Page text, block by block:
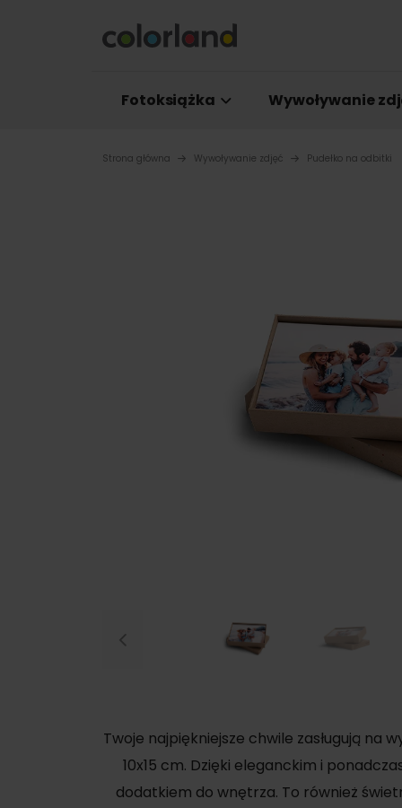
Fotoksiążka Wywoływanie
Strona główna Wywoływanie zdjęć Pudełko na odbitki
Previous
Twoje najpiękniejsze chwile zasługują
10x15 cm. Dzięki eleganckim i
dodatkiem do wnętrza. To również